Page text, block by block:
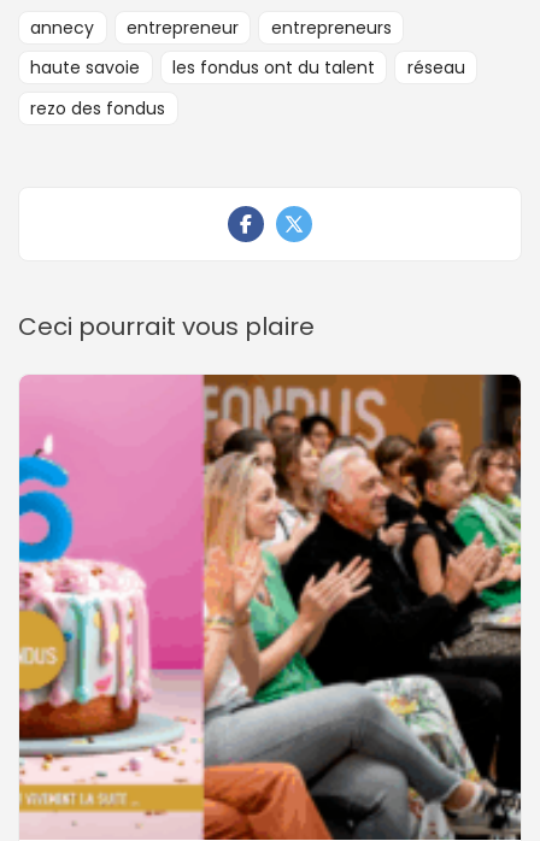
annecy entrepreneur
entrepreneurs
haute savoie
les fondus ont du talent
réseau
rezo des fondus
Ceci pourrait vous plaire